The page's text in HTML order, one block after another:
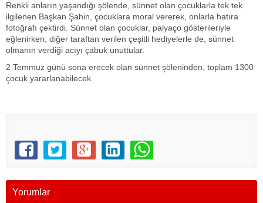
Renkli anların yaşandığı şölende, sünnet olan çocuklarla tek tek
ilgilenen Başkan Şahin, çocuklara moral vererek, onlarla hatıra
fotoğrafı çektirdi. Sünnet olan çocuklar, palyaço gösterileriyle
eğlenirken, diğer taraftan verilen çeşitli hediyelerle de, sünnet
olmanın verdiği acıyı çabuk unuttular.
2 Temmuz günü sona erecek olan sünnet şöleninden, toplam 1300
çocuk yararlanabilecek.
Yorumlar